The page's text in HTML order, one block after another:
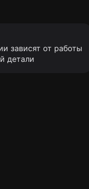
зависят от работы
детали